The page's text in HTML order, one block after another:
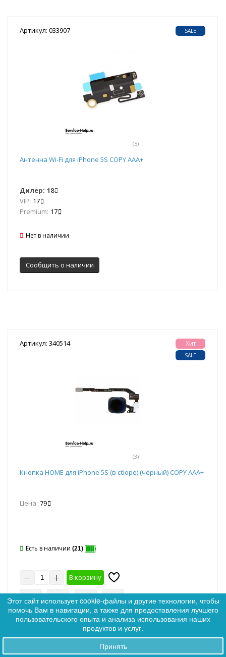
0
Артикул: 033907
(5)
SALE
Антенна Wi-Fi для iPhone 5S COPY AAA+
Дилер: 18
VIP: 17
Premium: 17
Нет в наличии
Сообщить о наличии
Артикул: 340514
(3)
Хит
SALE
Кнопка HOME для iPhone 5S (в сборе) (чёрный) COPY AAA+
Цена: 79
Есть в наличии (21)
В корзину
10 шт
20 шт 30 шт 50 шт
Этот сайт использует cookie-файлы и другие технологии, чтобы
помочь Вам в навигации, а также для предоставления лучшего
пользовательского опыта и анализа использования наших
продуктов и услуг.
Принять